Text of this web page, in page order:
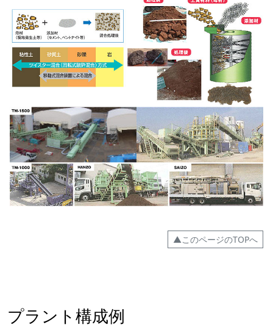
▲このページのTOPへ
プラント構成例